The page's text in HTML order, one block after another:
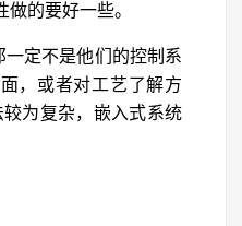
的要好一些。
定不是他们的控制系
，或者对工艺了解方
为复杂，嵌入式系统